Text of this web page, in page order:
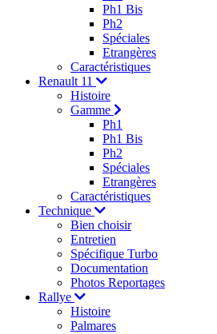
Ph1 Bis
Ph2
Spéciales
Etrangères
Caractéristiques
Renault 11
Histoire
Gamme
Ph1
Ph1 Bis
Ph2
Spéciales
Etrangères
Caractéristiques
Technique
Bien choisir
Entretien
Spécifique Turbo
Documentation
Photos Reportages
Rallye
Histoire
Palmares